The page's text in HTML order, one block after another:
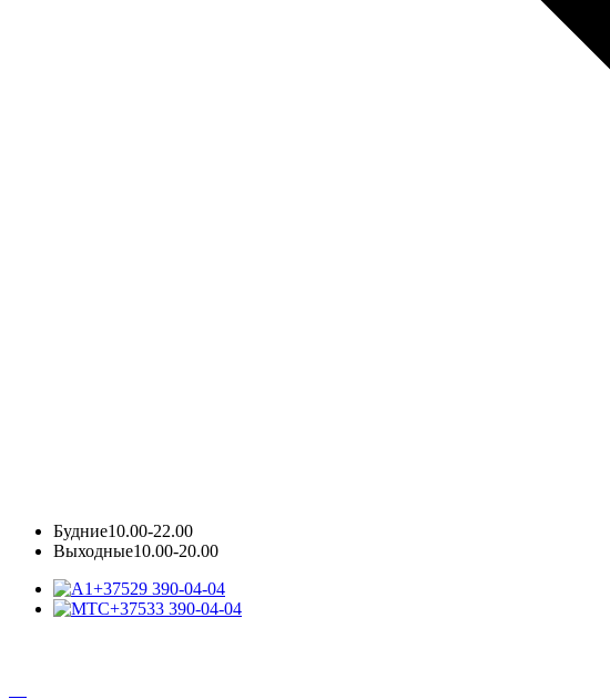
Будние10.00-22.00
Выходные10.00-20.00
+37529 390-04-04
+37533 390-04-04